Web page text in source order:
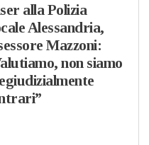
alla Polizia
Alessandria,
Mazzoni:
non siamo